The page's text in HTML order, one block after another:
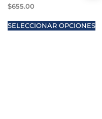
$655.00
SELECCIONAR OPCIONES